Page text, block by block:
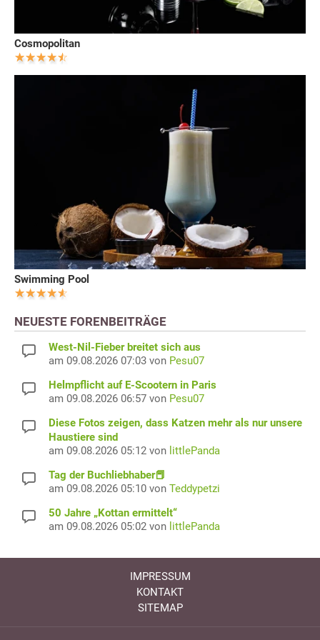
Cosmopolitan
Swimming Pool
NEUESTE FORENBEITRÄGE
West-Nil-Fieber breitet sich aus
am 09.08.2026 07:03 von Pesu07
Helmpflicht auf E-Scootern in Paris
am 09.08.2026 06:57 von Pesu07
Diese Fotos zeigen, dass Katzen mehr als nur unsere
Haustiere sind
am 09.08.2026 05:12 von littlePanda
Tag der Buchliebhaber📕
am 09.08.2026 05:10 von Teddypetzi
50 Jahre „Kottan ermittelt“
am 09.08.2026 05:02 von littlePanda
IMPRESSUM
KONTAKT
SITEMAP